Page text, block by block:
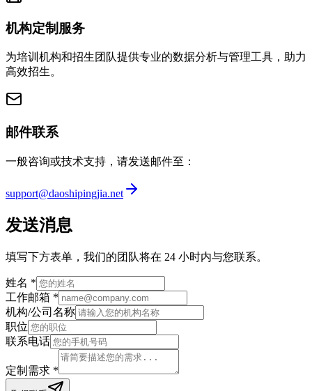
机构定制服务
为培训机构和招生团队提供专业的数据分析与管理工具，助力
高效招生。
邮件联系
一般咨询或技术支持，请发送邮件至：
support@daoshipingjia.net
发送消息
填写下方表单，我们的团队将在 24 小时内与您联系。
姓名 *
工作邮箱 *
机构/公司名称
职位
联系电话
定制需求 *